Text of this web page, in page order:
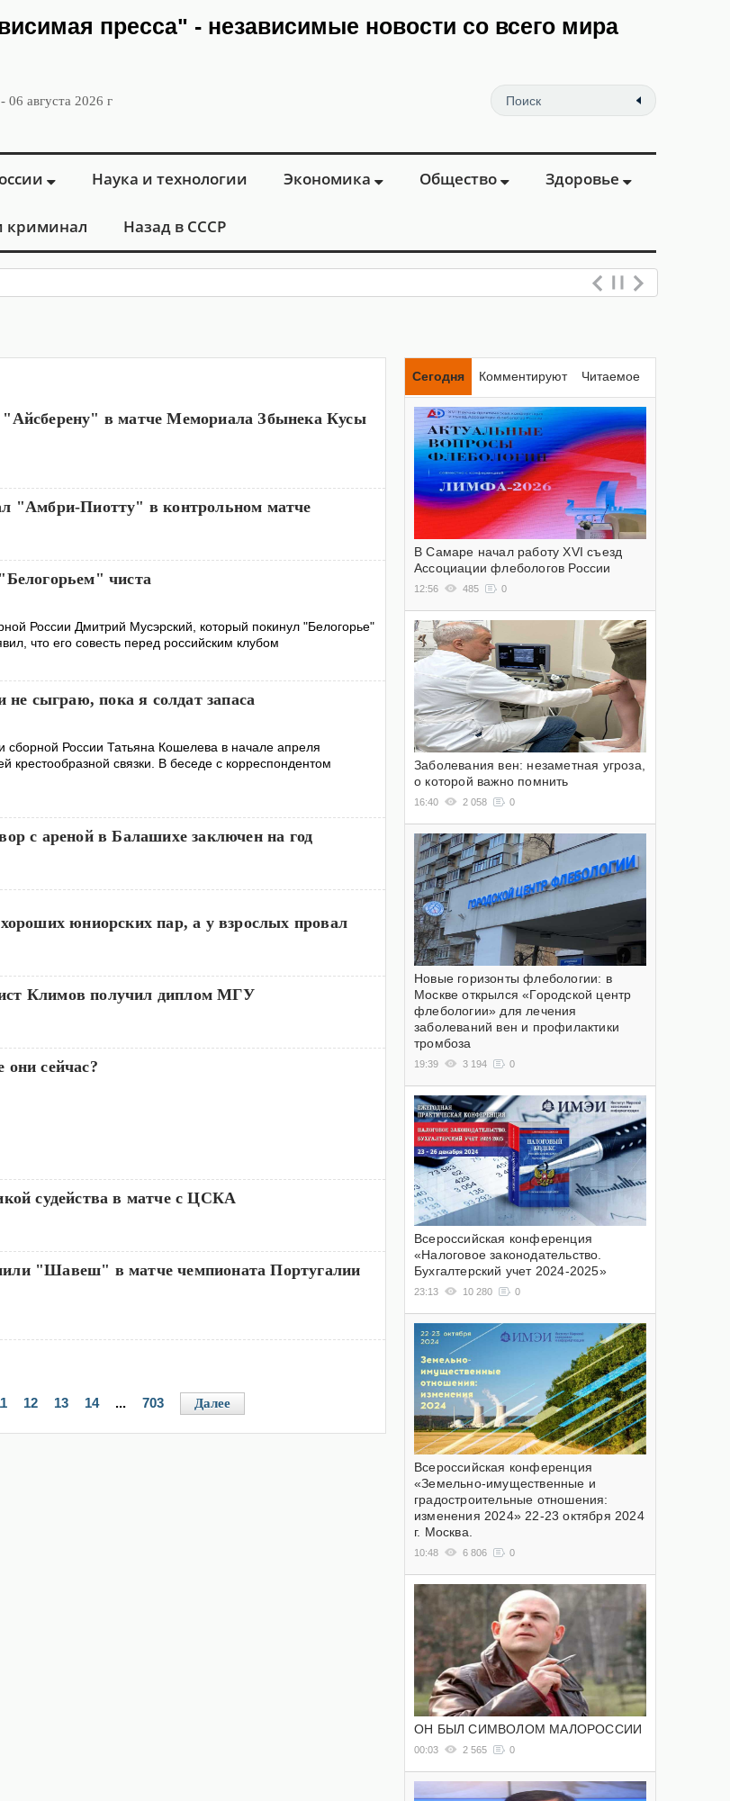
пресса" - независимые новости со всего мира
06 августа 2026 г
Наука и технологии Экономика Общество Здоровье
криминал Назад в СССР
в матче Мемориала Збынека Кусы
"Амбри-Пиотту" в контрольном матче
чиста
России Дмитрий Мусэрский, который покинул "Белогорье"
что его совесть перед российским клубом
не сыграю, пока я солдат запаса
сборной России Татьяна Кошелева в начале апреля
крестообразной связки. В беседе с корреспондентом
с ареной в Балашихе заключен на год
юниорских пар, а у взрослых провал
Климов получил диплом МГУ
сейчас?
судейства в матче с ЦСКА
"Шавеш" в матче чемпионата Португалии
12 13 14 ... 703 Далее
Сегодня Комментируют Читаемое
В Самаре начал работу XVI съезд
Ассоциации флебологов России
12:56 485 0
Заболевания вен: незаметная угроза,
о которой важно помнить
16:40 2 058 0
Новые горизонты флебологии: в
Москве открылся «Городской центр
флебологии» для лечения
заболеваний вен и профилактики
тромбоза
19:39 3 194 0
Всероссийская конференция
«Налоговое законодательство.
Бухгалтерский учет 2024-2025»
23:13 10 280 0
Всероссийская конференция
«Земельно-имущественные и
градостроительные отношения:
изменения 2024» 22-23 октября 2024
г. Москва.
10:48 6 806 0
ОН БЫЛ СИМВОЛОМ МАЛОРОССИИ
00:03 2 565 0